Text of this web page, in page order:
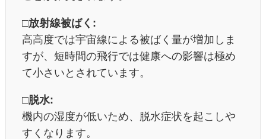
□放射線被ばく:
高高度では宇宙線による被ばく量が増加しま
すが、短時間の飛行では健康への影響は極め
て小さいとされています。
□脱水:
機内の湿度が低いため、脱水症状を起こしや
すくなります。